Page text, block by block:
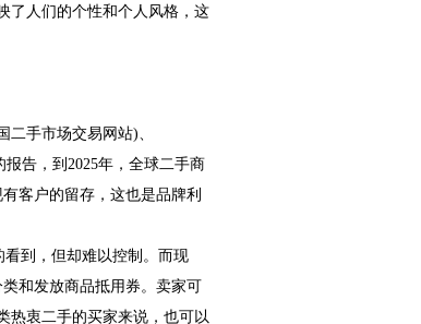
了人们的个性和个人风格，这
二手市场交易网站)、
报告，到2025年，全球二手商
客户的留存，这也是品牌利
到，但却难以控制。而现
和发放商品抵用券。卖家可
热衷二手的买家来说，也可以